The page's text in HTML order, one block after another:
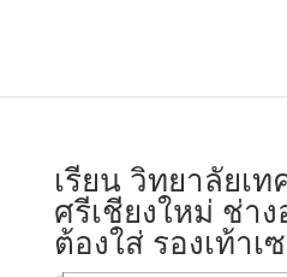
เรียน วิทยาลัยเท
ศรีเชียงใหม่ ช่า
ต้องใส่ รองเท้าเ